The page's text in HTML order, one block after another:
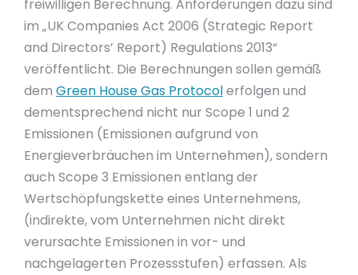
freiwilligen Berechnung. Anforderungen dazu sind
im „UK Companies Act 2006 (Strategic Report
and Directors’ Report) Regulations 2013“
veröffentlicht. Die Berechnungen sollen gemäß
dem Green House Gas Protocolerfolgen und
dementsprechend nicht nur Scope 1 und 2
Emissionen (Emissionen aufgrund von
Energieverbräuchen im Unternehmen), sondern
auch Scope 3 Emissionen entlang der
Wertschöpfungskette eines Unternehmens,
(indirekte, vom Unternehmen nicht direkt
verursachte Emissionen in vor- und
nachgelagerten Prozessstufen) erfassen. Als